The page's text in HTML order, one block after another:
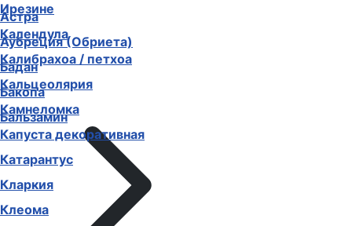
Астра
Аубреция (Обриета)
Бадан
Бакопа
Бальзамин
Ирезине
Календула
Калибрахоа / петхоа
Кальцеолярия
Камнеломка
Капуста декоративная
Катарантус
Кларкия
Клеома